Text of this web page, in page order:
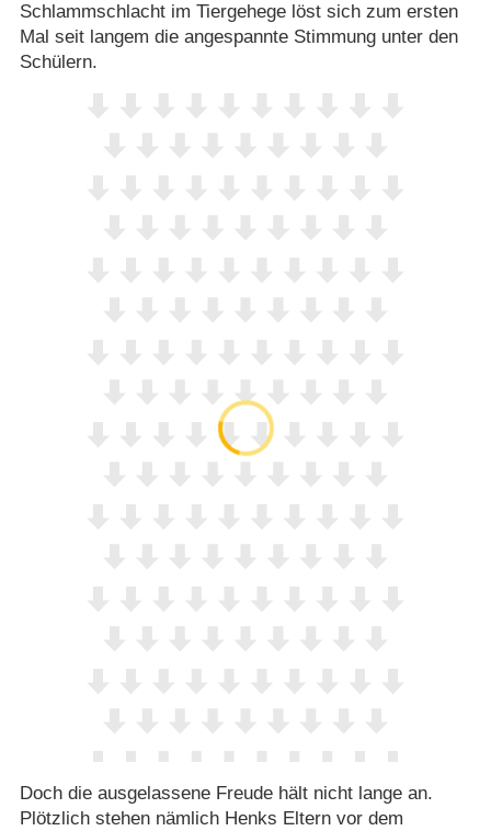
Schlammschlacht im Tiergehege löst sich zum ersten
Mal seit langem die angespannte Stimmung unter den
Schülern.
Doch die ausgelassene Freude hält nicht lange an.
Plötzlich stehen nämlich Henks Eltern vor dem